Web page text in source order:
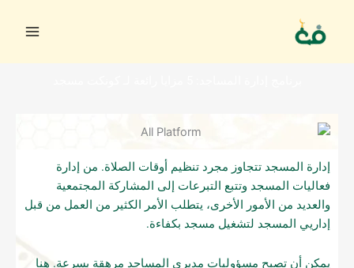
المحتوى
إدارة المسجد تتجاوز مجرد تنظيم أوقات الصلاة. من إدارة
فعاليات المسجد وتتبع التبرعات إلى المشاركة المجتمعية
والعديد من الأمور الأخرى، يتطلب الأمر الكثير من العمل من قبل
إداريي المسجد لتشغيل مسجد بكفاءة.
يمكن أن تصبح مسؤوليات مديري المساجد مرهقة بسرعة. هنا